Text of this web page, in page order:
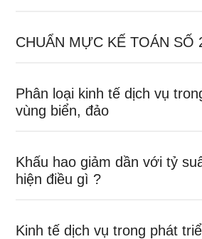
CHUẨN MỰC KẾ TOÁN SỐ
Phân loại kinh tế dịch vụ
vùng biển, đảo
Khấu hao giảm dần với tỷ
hiện điều gì ?
Kinh tế dịch vụ trong phát